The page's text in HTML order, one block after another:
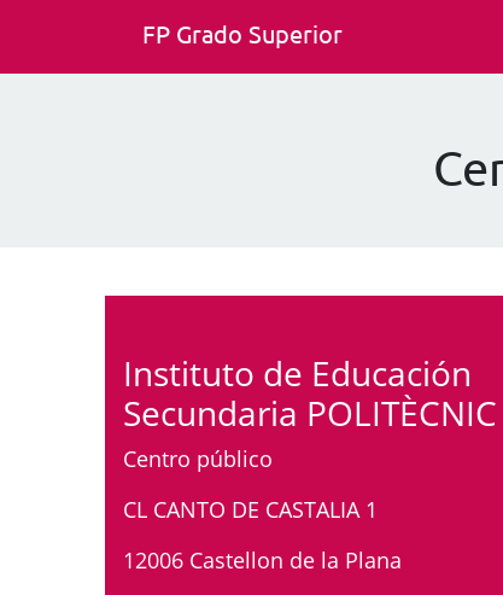
FP Grado Superior
Instituto de Educación
Secundaria POLITÈCNIC
Centro público
CL CANTO DE CASTALIA 1
12006 Castellon de la Plana